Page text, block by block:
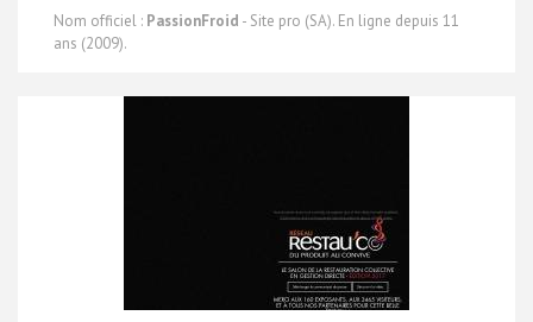
Nom officiel : PassionFroid - Site pro (SA). En ligne depuis 11
ans (2009).